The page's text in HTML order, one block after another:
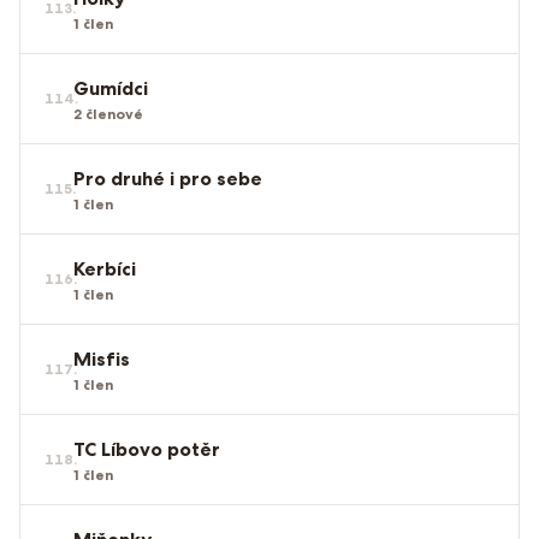
113.
1 člen
114.Gumídci
2 členové
115.Pro druhé i pro sebe
1 člen
116.Kerbíci
1 člen
117.Misfis
1 člen
118.TC Líbovo potěr
1 člen